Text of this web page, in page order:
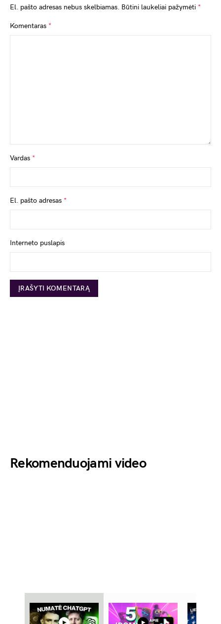
El. pašto adresas nebus skelbiamas. Būtini laukeliai pažymėti *
Komentaras *
Vardas *
El. pašto adresas *
Interneto puslapis
Rekomenduojami video